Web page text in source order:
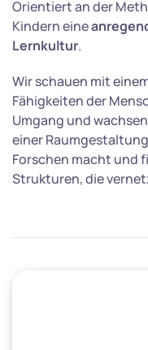
Orientiert an der
Kindern eine
Lernkultur.
Wir schauen mit
Fähigkeiten der
Umgang und
einer
Forschen macht und
Strukturen, die